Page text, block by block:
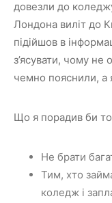
довезли до
Лондона виліт до
підійшов в
з’ясувати, чому не
чемно пояснили, а
Що я порадив би
Не брати
Тим, хто
коледж і